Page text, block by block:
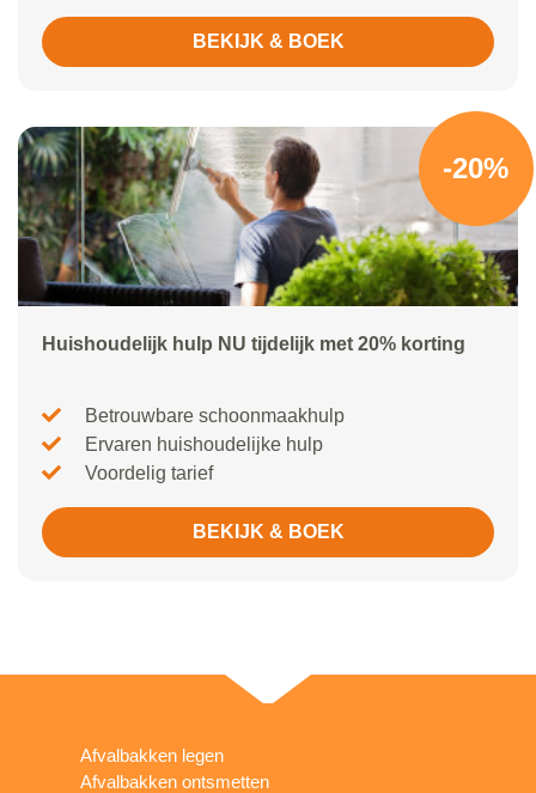
BEKIJK & BOEK
-20%
Huishoudelijk hulp NU tijdelijk met 20% korting
Betrouwbare schoonmaakhulp
Ervaren huishoudelijke hulp
Voordelig tarief
BEKIJK & BOEK
Afvalbakken legen
Afvalbakken ontsmetten